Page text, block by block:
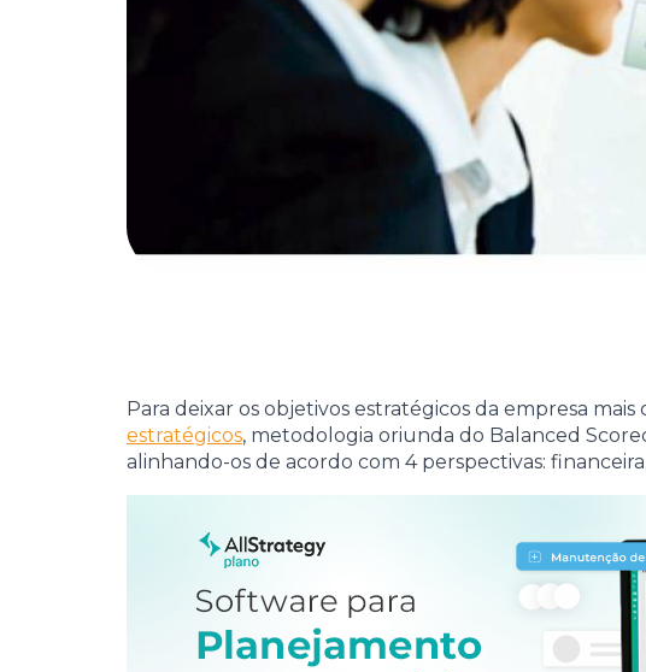
Para deixar os objetivos estratégicos da empresa
estratégicos, metodologia oriunda do Balanced
alinhando-os de acordo com 4 perspectivas: